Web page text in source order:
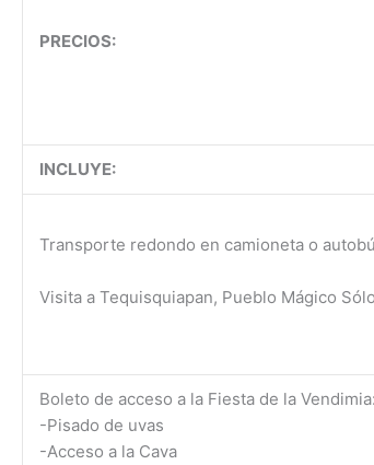
PRECIOS:
INCLUYE:
Transporte redondo en camioneta o
Visita a Tequisquiapan, Pueblo Mágico
Boleto de acceso a la Fiesta de la Vendimia:
-Pisado de uvas
-Acceso a la Cava